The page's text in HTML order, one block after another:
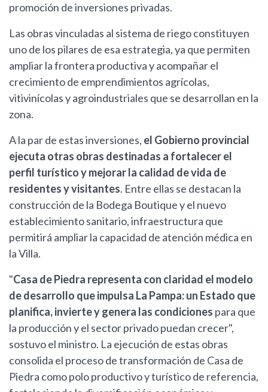
promoción de inversiones privadas.
Las obras vinculadas al sistema de riego constituyen
uno de los pilares de esa estrategia, ya que permiten
ampliar la frontera productiva y acompañar el
crecimiento de emprendimientos agrícolas,
vitivinícolas y agroindustriales que se desarrollan en la
zona.
A la par de estas inversiones, el Gobierno provincial
ejecuta otras obras destinadas a fortalecer el
perfil turístico y mejorar la calidad de vida de
residentes y visitantes. Entre ellas se destacan la
construcción de la Bodega Boutique y el nuevo
establecimiento sanitario, infraestructura que
permitirá ampliar la capacidad de atención médica en
la Villa.
"Casa de Piedra representa con claridad el modelo
de desarrollo que impulsa La Pampa: un Estado que
planifica, invierte y genera las condiciones para que
la producción y el sector privado puedan crecer",
sostuvo el ministro. La ejecución de estas obras
consolida el proceso de transformación de Casa de
Piedra como polo productivo y turístico de referencia,